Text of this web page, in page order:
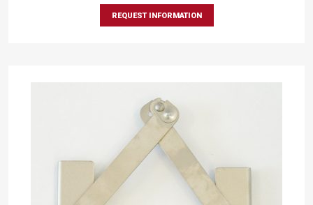
REQUEST INFORMATION